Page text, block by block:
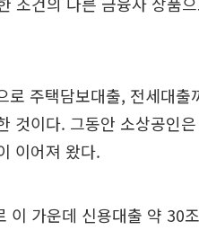
주택담보대출, 전세대출
것이다. 그동안 소상공인
이어져 왔다.
이 가운데 신용대출 약 30